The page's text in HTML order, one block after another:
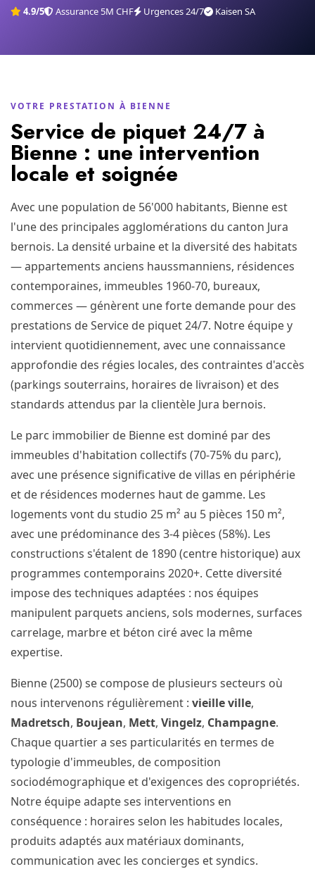
4.9/5 Assurance 5M CHF Urgences 24/7 Kaisen SA
VOTRE PRESTATION À BIENNE
Service de piquet 24/7 à
Bienne : une intervention
locale et soignée
Avec une population de 56'000 habitants, Bienne est
l'une des principales agglomérations du canton Jura
bernois. La densité urbaine et la diversité des habitats
— appartements anciens haussmanniens, résidences
contemporaines, immeubles 1960-70, bureaux,
commerces — génèrent une forte demande pour des
prestations de Service de piquet 24/7. Notre équipe y
intervient quotidiennement, avec une connaissance
approfondie des régies locales, des contraintes d'accès
(parkings souterrains, horaires de livraison) et des
standards attendus par la clientèle Jura bernois.
Le parc immobilier de Bienne est dominé par des
immeubles d'habitation collectifs (70-75% du parc),
avec une présence significative de villas en périphérie
et de résidences modernes haut de gamme. Les
logements vont du studio 25 m² au 5 pièces 150 m²,
avec une prédominance des 3-4 pièces (58%). Les
constructions s'étalent de 1890 (centre historique) aux
programmes contemporains 2020+. Cette diversité
impose des techniques adaptées : nos équipes
manipulent parquets anciens, sols modernes, surfaces
carrelage, marbre et béton ciré avec la même
expertise.
Bienne (2500) se compose de plusieurs secteurs où
nous intervenons régulièrement : vieille ville,
Madretsch, Boujean, Mett, Vingelz, Champagne.
Chaque quartier a ses particularités en termes de
typologie d'immeubles, de composition
sociodémographique et d'exigences des copropriétés.
Notre équipe adapte ses interventions en
conséquence : horaires selon les habitudes locales,
produits adaptés aux matériaux dominants,
communication avec les concierges et syndics.